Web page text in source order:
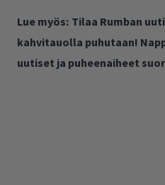
Lue myös: Tilaa Rumban
kahvitauolla puhutaan!
uutiset ja puheenaiheet